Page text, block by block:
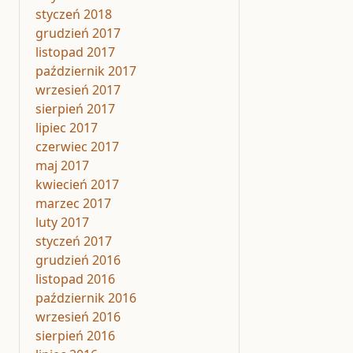
styczeń 2018
grudzień 2017
listopad 2017
październik 2017
wrzesień 2017
sierpień 2017
lipiec 2017
czerwiec 2017
maj 2017
kwiecień 2017
marzec 2017
luty 2017
styczeń 2017
grudzień 2016
listopad 2016
październik 2016
wrzesień 2016
sierpień 2016